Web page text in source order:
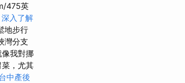
475英
深入了解
地步行
灣分支
我對挪
，尤其
中產後